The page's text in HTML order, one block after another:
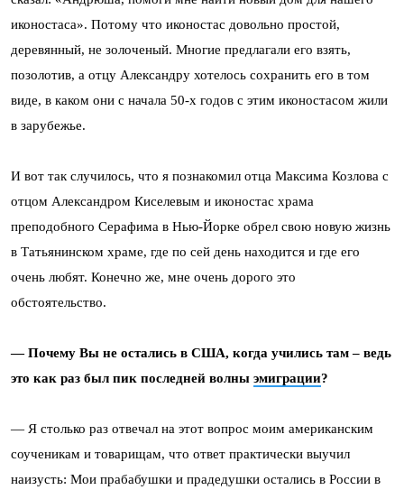
иконостаса». Потому что иконостас довольно простой,
деревянный, не золоченый. Многие предлагали его взять,
позолотив, а отцу Александру хотелось сохранить его в том
виде, в каком они с начала 50-х годов с этим иконостасом жили
в зарубежье.
И вот так случилось, что я познакомил отца Максима Козлова с
отцом Александром Киселевым и иконостас храма
преподобного Серафима в Нью-Йорке обрел свою новую жизнь
в Татьянинском храме, где по сей день находится и где его
очень любят. Конечно же, мне очень дорого это
обстоятельство.
— Почему Вы не остались в США, когда учились там – ведь
это как раз был пик последней волны эмиграции?
— Я столько раз отвечал на этот вопрос моим американским
соученикам и товарищам, что ответ практически выучил
наизусть: Мои прабабушки и прадедушки остались в России в